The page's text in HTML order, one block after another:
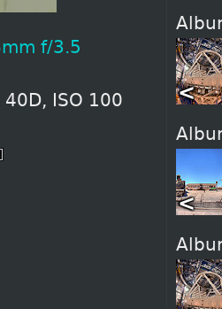
f/3.5
40D, ISO 100 <
<